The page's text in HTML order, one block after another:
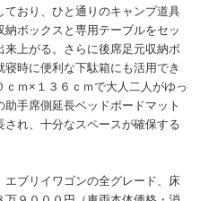
おり、ひと通りのキャンプ道具
ボックスと専用テーブルをセッ
来上がる。さらに後席足元収納ボ
時に便利な下駄箱にも活用でき
ｍ×１３６ｃｍで大人二人がゆっ
手席側延長ベッドボードマット
れ、十分なスペースが確保する
ブリイワゴンの全グレード、床